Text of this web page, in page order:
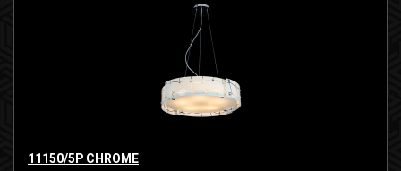
11150/5P CHROME